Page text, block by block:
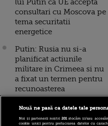
lui Putin ca UE accepta
consultari cu Moscova pe
tema securitatii
energetice
Putin: Rusia nu si-a
planificat actiunile
militare in Crimeea si nu
a fixat un termen pentru
recunoasterea
independentei
Transnistriei
Nouă ne pasă ca datele tale
Noi și partenerii noștri201stocăm și/sau
cookie unici pentru prelucrarea datelor cu